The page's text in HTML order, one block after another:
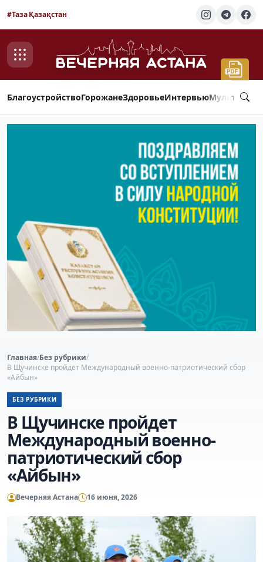
#Таза Қазақстан
БлагоустройствоГорожанеЗдоровьеИнтервью
Главная/Без рубрики/
В Щучинске пройдет Международный военно-патриотический сбор
«Айбын»
БЕЗ РУБРИКИ
В Щучинске пройдет
Международный военно-
патриотический сбор
«Айбын»
Вечерняя Астана 16 июня, 2026